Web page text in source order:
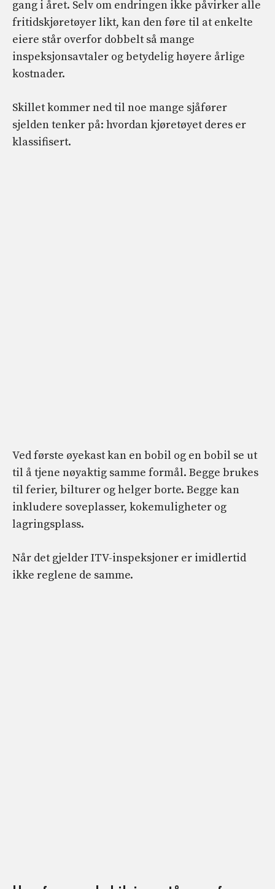
gang i året. Selv om endringen ikke påvirker alle
fritidskjøretøyer likt, kan den føre til at enkelte
eiere står overfor dobbelt så mange
inspeksjonsavtaler og betydelig høyere årlige
kostnader.
Skillet kommer ned til noe mange sjåfører
sjelden tenker på: hvordan kjøretøyet deres er
klassifisert.
Ved første øyekast kan en bobil og en bobil se ut
til å tjene nøyaktig samme formål. Begge brukes
til ferier, bilturer og helger borte. Begge kan
inkludere soveplasser, kokemuligheter og
lagringsplass.
Når det gjelder ITV-inspeksjoner er imidlertid
ikke reglene de samme.